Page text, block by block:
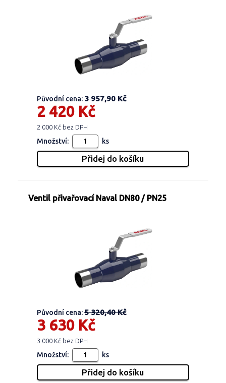
Původní cena:3 957,90 Kč
2 420 Kč
2 000 Kč bez DPH
Množství: ks
Ventil přivařovací Naval DN80 / PN25
Původní cena:5 320,40 Kč
3 630 Kč
3 000 Kč bez DPH
Množství: ks